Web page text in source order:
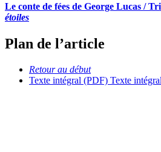
Le conte de fées de George Lucas /
étoiles
Plan de l’article
Retour au début
Texte intégral (PDF) Texte